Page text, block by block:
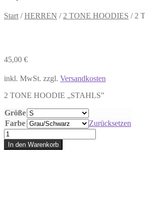
Start /HERREN / 2 TONE HOODIES / 2
45,00 €
inkl. MwSt. zzgl. Versandkosten
2 TONE HOODIE „STAHLS”
Größe
Farbe
Zurücksetzen
2
TONE
HOODIE
In den Warenkorb